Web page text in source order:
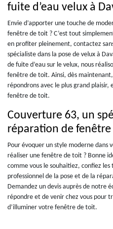
fuite d’eau velux à
Envie d’apporter une touche de
fenêtre de toit ? C’est tout
en profiter pleinement, contactez
spécialiste dans la pose de velux à
de fuite d’eau sur le velux, nous
fenêtre de toit. Ainsi, dès
répondrons avec le plus grand plaisir,
fenêtre de toit.
Couverture 63, un
réparation de
Pour évoquer un style moderne dans
réaliser une fenêtre de toit ? Bonne
comme vous le souhaitiez, confiez
professionnel de la pose et de la
Demandez un devis auprès de notre
répondre et de venir chez vous pour
d’illuminer votre fenêtre de toit.